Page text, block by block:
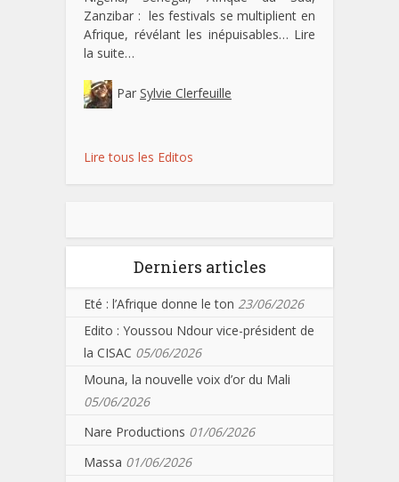
Zanzibar : les festivals se multiplient en
Afrique, révélant les inépuisables… Lire
la suite…
Par Sylvie Clerfeuille
Lire tous les Editos
Derniers articles
Eté : l’Afrique donne le ton 23/06/2026
Edito : Youssou Ndour vice-président de
la CISAC 05/06/2026
Mouna, la nouvelle voix d’or du Mali
05/06/2026
Nare Productions 01/06/2026
Massa 01/06/2026